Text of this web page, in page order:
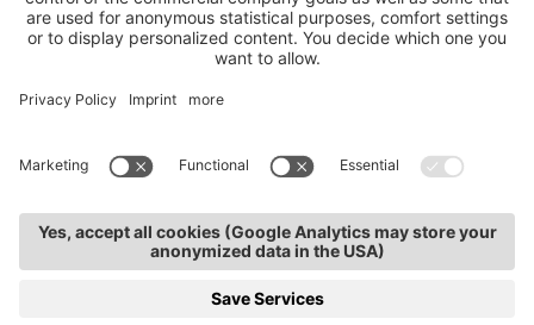
Sitemap